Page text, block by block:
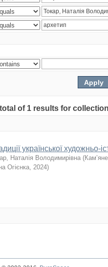
of 1 results for
української художньо-
Наталія Володимирівна (
Огієнка, 2024)